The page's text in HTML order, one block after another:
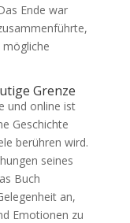
Ende war
Grenze
und online ist
Geschichte
berühren wird.
seines
Buch
an,
Emotionen zu